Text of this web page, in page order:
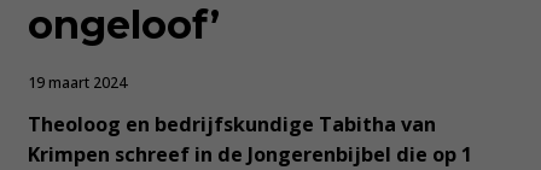
ongeloof’
19 maart 2024
Theoloog en bedrijfskundige Tabitha van
Krimpen schreef in de Jongerenbijbel die op 1